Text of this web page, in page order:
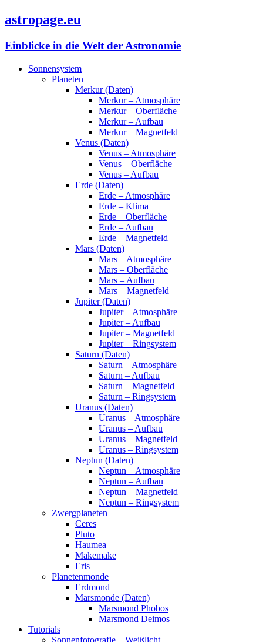
astropage.eu
Einblicke in die Welt der Astronomie
Sonnensystem
Planeten
Merkur (Daten)
Merkur – Atmosphäre
Merkur – Oberfläche
Merkur – Aufbau
Merkur – Magnetfeld
Venus (Daten)
Venus – Atmosphäre
Venus – Oberfläche
Venus – Aufbau
Erde (Daten)
Erde – Atmosphäre
Erde – Klima
Erde – Oberfläche
Erde – Aufbau
Erde – Magnetfeld
Mars (Daten)
Mars – Atmosphäre
Mars – Oberfläche
Mars – Aufbau
Mars – Magnetfeld
Jupiter (Daten)
Jupiter – Atmosphäre
Jupiter – Aufbau
Jupiter – Magnetfeld
Jupiter – Ringsystem
Saturn (Daten)
Saturn – Atmosphäre
Saturn – Aufbau
Saturn – Magnetfeld
Saturn – Ringsystem
Uranus (Daten)
Uranus – Atmosphäre
Uranus – Aufbau
Uranus – Magnetfeld
Uranus – Ringsystem
Neptun (Daten)
Neptun – Atmosphäre
Neptun – Aufbau
Neptun – Magnetfeld
Neptun – Ringsystem
Zwergplaneten
Ceres
Pluto
Haumea
Makemake
Eris
Planetenmonde
Erdmond
Marsmonde (Daten)
Marsmond Phobos
Marsmond Deimos
Tutorials
Sonnenfotografie – Weißlicht